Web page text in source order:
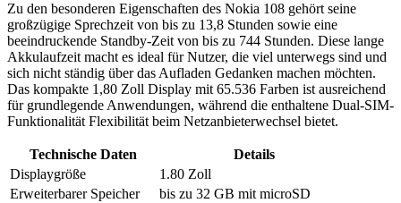
Zu den besonderen Eigenschaften des Nokia 108 gehört seine
großzügige Sprechzeit von bis zu 13,8 Stunden sowie eine
beeindruckende Standby-Zeit von bis zu 744 Stunden. Diese lange
Akkulaufzeit macht es ideal für Nutzer, die viel unterwegs sind und
sich nicht ständig über das Aufladen Gedanken machen möchten.
Das kompakte 1,80 Zoll Display mit 65.536 Farben ist ausreichend
für grundlegende Anwendungen, während die enthaltene Dual-SIM-
Funktionalität Flexibilität beim Netzanbieterwechsel bietet.
Technische Daten
Details
Displaygröße
1.80 Zoll
Erweiterbarer Speicher
bis zu 32 GB mit microSD